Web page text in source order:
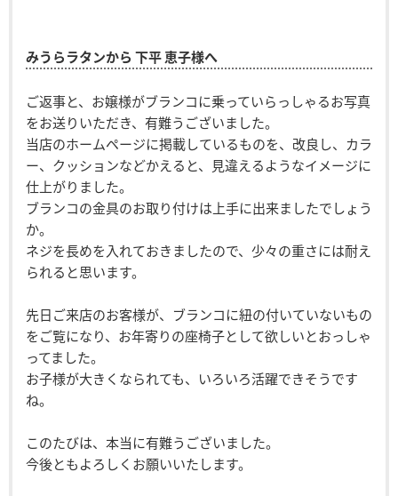
みうらラタンから 下平 恵子様へ
ご返事と、お嬢様がブランコに乗っていらっしゃるお写真
をお送りいただき、有難うございました。
当店のホームページに掲載しているものを、改良し、カラ
ー、クッションなどかえると、見違えるようなイメージに
仕上がりました。
ブランコの金具のお取り付けは上手に出来ましたでしょう
か。
ネジを長めを入れておきましたので、少々の重さには耐え
られると思います。
先日ご来店のお客様が、ブランコに紐の付いていないもの
をご覧になり、お年寄りの座椅子として欲しいとおっしゃ
ってました。
お子様が大きくなられても、いろいろ活躍できそうです
ね。
このたびは、本当に有難うございました。
今後ともよろしくお願いいたします。